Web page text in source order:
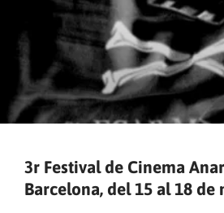
3r Festival de Cinema
Barcelona, del 15 al 18 de